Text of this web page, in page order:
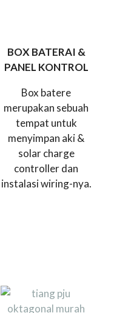
BOX BATERAI &
PANEL KONTROL
Box batere
merupakan sebuah
tempat untuk
menyimpan aki &
solar charge
controller dan
instalasi wiring-nya.